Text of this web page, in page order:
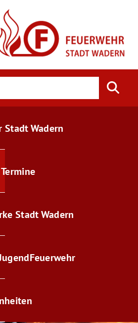
Stadt Wadern
Termine
Stadt Wadern
Feuerwehr